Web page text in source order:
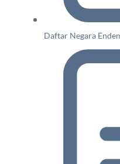
Daftar Negara